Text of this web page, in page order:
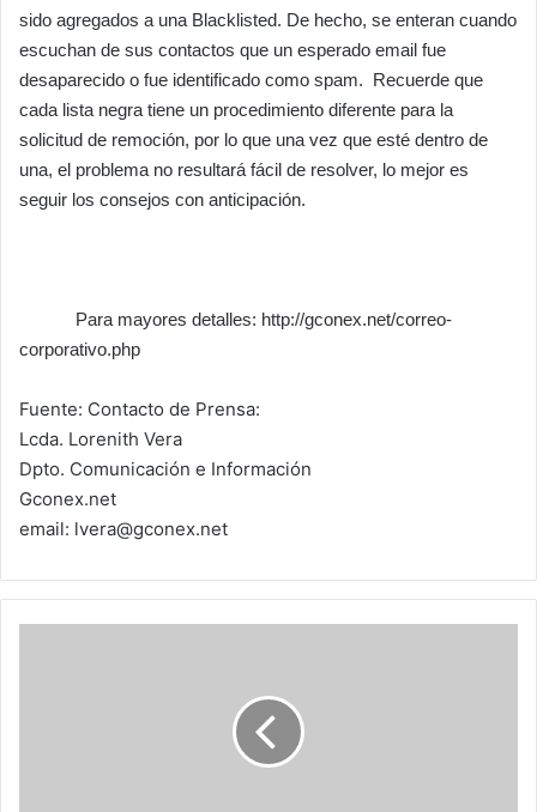
sido agregados a una Blacklisted. De hecho, se enteran cuando
escuchan de sus contactos que un esperado email fue
desaparecido o fue identificado como spam. Recuerde que
cada lista negra tiene un procedimiento diferente para la
solicitud de remoción, por lo que una vez que esté dentro de
una, el problema no resultará fácil de resolver, lo mejor es
seguir los consejos con anticipación.
Para mayores detalles: http://gconex.net/correo-
corporativo.php
Fuente: Contacto de Prensa:
Lcda. Lorenith Vera
Dpto. Comunicación e Información
Gconex.net
email: lvera@gconex.net